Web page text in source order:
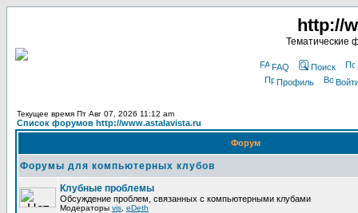
http://
Тематические
FAQ Поиск
Профиль
Текущее время Пт Авг 07, 2026 11:12 am
Список форумов http://www.astalavista.ru
Форум
Форумы для компьютерных клубов
Клубные проблемы
Обсуждение проблем, связанных с компьютерными клубами
Модераторы vis eDeth